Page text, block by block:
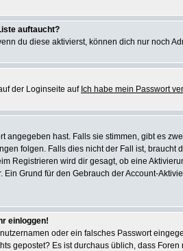
auftaucht?
du diese aktivierst, können dich nur noch
der Loginseite auf Ich habe mein Passwort
hast. Falls sie stimmen, gibt es
folgen. Falls dies nicht der Fall ist,
Registrieren wird dir gesagt, ob eine
Grund für den Gebrauch der Account-
einloggen!
oder ein falsches Passwort
gepostet? Es ist durchaus üblich, dass